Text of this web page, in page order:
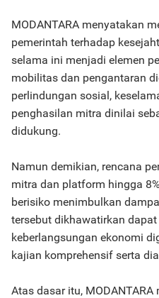
MODANTARA menyatakan
pemerintah terhadap
selama ini menjadi elemen
mobilitas dan pengantaran
perlindungan sosial,
penghasilan mitra dinilai
didukung.
Namun demikian, rencana
mitra dan platform hingga
berisiko menimbulkan
tersebut dikhawatirkan
keberlangsungan ekonomi
kajian komprehensif serta
Atas dasar itu,